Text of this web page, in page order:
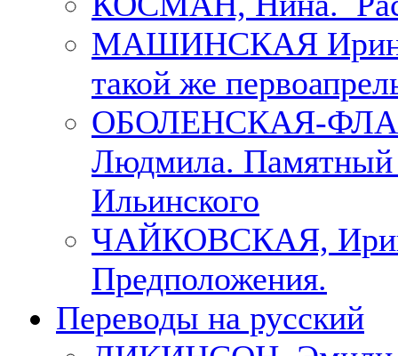
МАШИНСКАЯ
такой же
ОБОЛЕНСКАЯ-
Людмила. Памятный
Ильинского
ЧАЙКОВСКАЯ,
Предположения.
Переводы на русский